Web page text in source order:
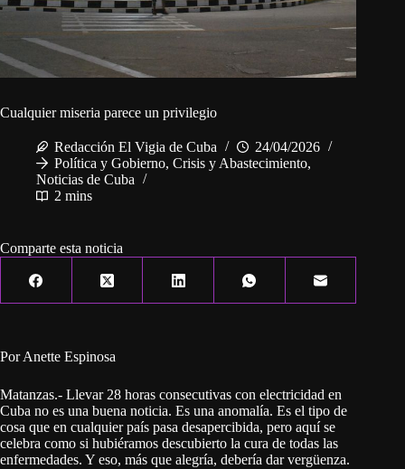
Cualquier miseria parece un privilegio
Redacción El Vigia de Cuba
24/04/2026
Política y Gobierno, Crisis y Abastecimiento,
Noticias de Cuba
2 mins
Comparte esta noticia
Por Anette Espinosa
Matanzas.- Llevar 28 horas consecutivas con electricidad en
Cuba no es una buena noticia. Es una anomalía. Es el tipo de
cosa que en cualquier país pasa desapercibida, pero aquí se
celebra como si hubiéramos descubierto la cura de todas las
enfermedades. Y eso, más que alegría, debería dar vergüenza.